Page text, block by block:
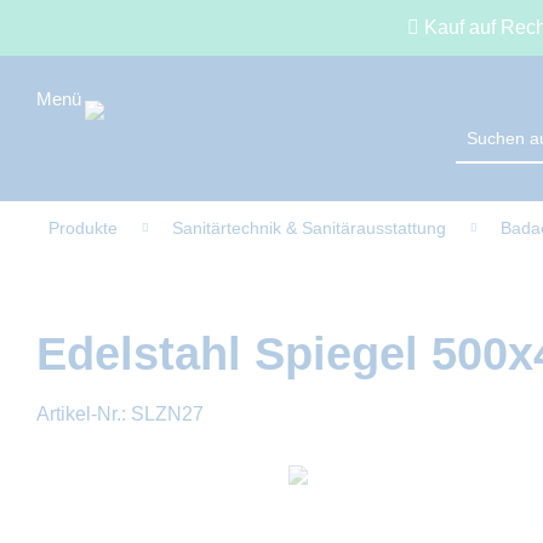
Kauf auf
Produkte Sanitärtechnik & Sanitärausstattung
Edelstahl Spiegel
Artikel-Nr.: SLZN27